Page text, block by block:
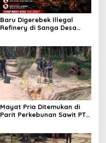
Baru Digerebek Illegal
Refinery di Sanga Desa
Mayat Pria Ditemukan di
Parit Perkebunan Sawit PT